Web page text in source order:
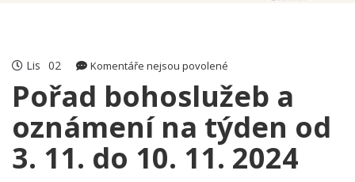
Lis 02 Komentáře nejsou povolené
textu
s
názvem
Pořad
bohoslužeb
a
Pořad bohoslužeb a
oznámení na týden od
3. 11. do 10. 11. 2024